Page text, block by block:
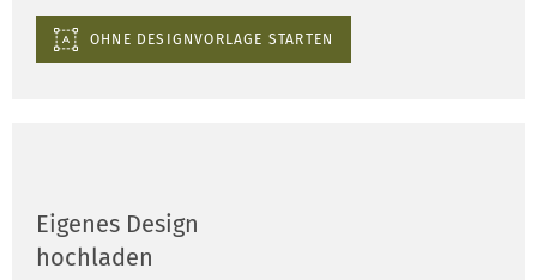
OHNE DESIGNVORLAGE STARTEN
Eigenes Design
hochladen